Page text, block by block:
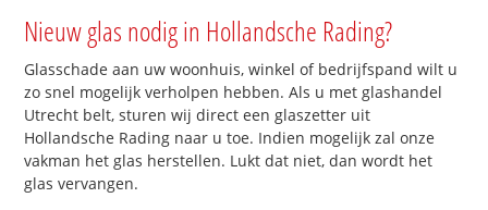
Nieuw glas nodig in Hollandsche Rading?
Glasschade aan uw woonhuis, winkel of bedrijfspand wilt u
zo snel mogelijk verholpen hebben. Als u met glashandel
Utrecht belt, sturen wij direct een glaszetter uit
Hollandsche Rading naar u toe. Indien mogelijk zal onze
vakman het glas herstellen. Lukt dat niet, dan wordt het
glas vervangen.